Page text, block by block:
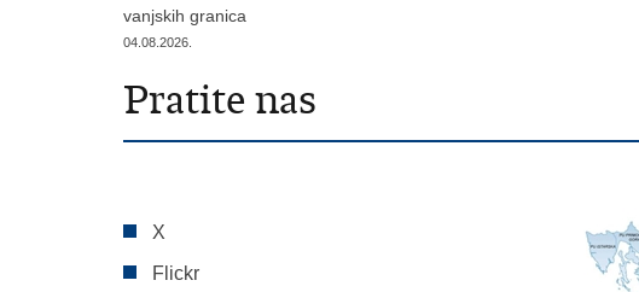
vanjskih granica
04.08.2026.
Pratite nas
X
Flickr